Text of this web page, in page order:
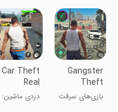
Gangster
Theft
Crime
games
بازی‌های سرقت
Car Theft
Real
Gangster
Squad
دزدی ماشین: